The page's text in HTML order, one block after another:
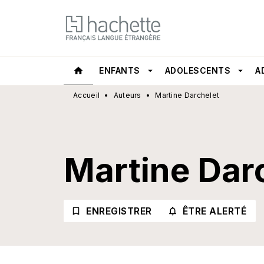
MENU RECHERCHE
home ENFANTS arrow_drop_down ADOLESCENTS arrow_drop_down
Accueil • Auteurs • Martine Darchelet
Martine
bookmark_border ENREGISTRER ÊTRE ALERTÉ